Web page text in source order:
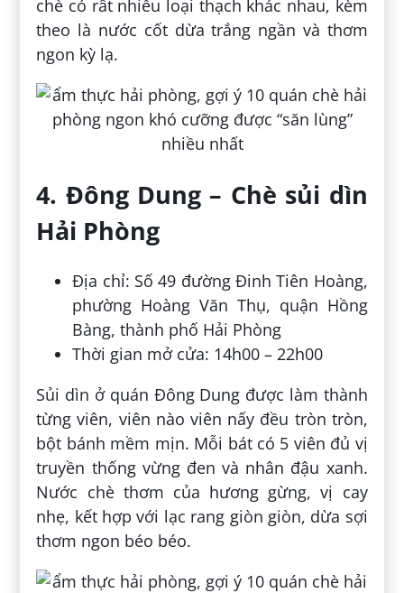
chè có rất nhiều loại thạch khác nhau, kèm
theo là nước cốt dừa trắng ngần và thơm
ngon kỳ lạ.
4. Đông Dung – Chè sủi dìn
Hải Phòng
Địa chỉ: Số 49 đường Đinh Tiên Hoàng,
phường Hoàng Văn Thụ, quận Hồng
Bàng, thành phố Hải Phòng
Thời gian mở cửa: 14h00 – 22h00
Sủi dìn ở quán Đông Dung được làm thành
từng viên, viên nào viên nấy đều tròn tròn,
bột bánh mềm mịn. Mỗi bát có 5 viên đủ vị
truyền thống vừng đen và nhân đậu xanh.
Nước chè thơm của hương gừng, vị cay
nhẹ, kết hợp với lạc rang giòn giòn, dừa sợi
thơm ngon béo béo.